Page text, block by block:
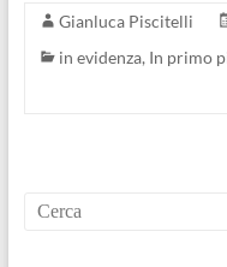
Gianluca Piscitelli
in evidenza, In primo